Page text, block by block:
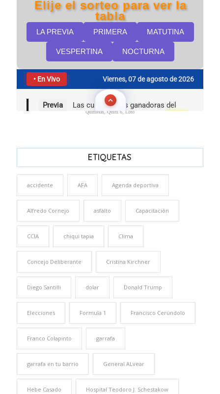
Quinielas, Quini 6, Loto
ETIQUETAS
accidente AFA Agenda deportiva
Alfredo Cornejo asfalto Capacitación
CCIA chiqui tapia Clima
Concejo Deliberante Cristina Kirchner
Diego Santilli dolar Donald Trump
Elecciones Formula 1 Francisco Cerúndolo
Franco Colapinto garrafa
garrafa en tu barrio General ALvear
Hebe Casado Hospital Teodoro J. Schestakow